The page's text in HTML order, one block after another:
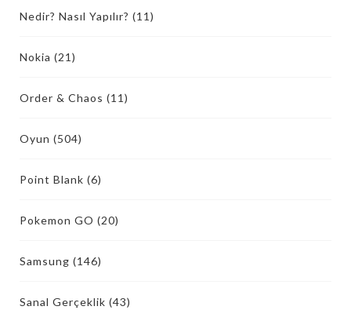
Nedir? Nasıl Yapılır? (11)
Nokia (21)
Order & Chaos (11)
Oyun (504)
Point Blank (6)
Pokemon GO (20)
Samsung (146)
Sanal Gerçeklik (43)